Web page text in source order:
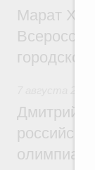
Марат
Дмитрий